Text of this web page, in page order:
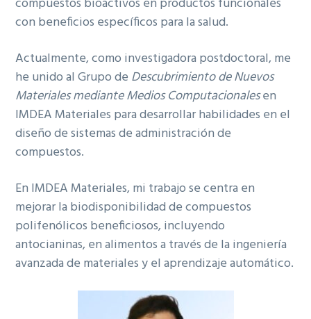
compuestos bioactivos en productos funcionales
con beneficios específicos para la salud.
Actualmente, como investigadora postdoctoral, me
he unido al Grupo de Descubrimiento de Nuevos
Materiales mediante Medios Computacionalesen
IMDEA Materiales para desarrollar habilidades en el
diseño de sistemas de administración de
compuestos.
En IMDEA Materiales, mi trabajo se centra en
mejorar la biodisponibilidad de compuestos
polifenólicos beneficiosos, incluyendo
antocianinas, en alimentos a través de la ingeniería
avanzada de materiales y el aprendizaje automático.